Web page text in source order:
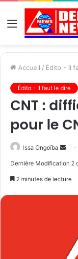
Menu
Accueil / Édito - Il
Édito - Il faut le dire
CNT :
pour le
Issa Ongoïba
Send
Dernière Modification 2
2 minutes de lecture